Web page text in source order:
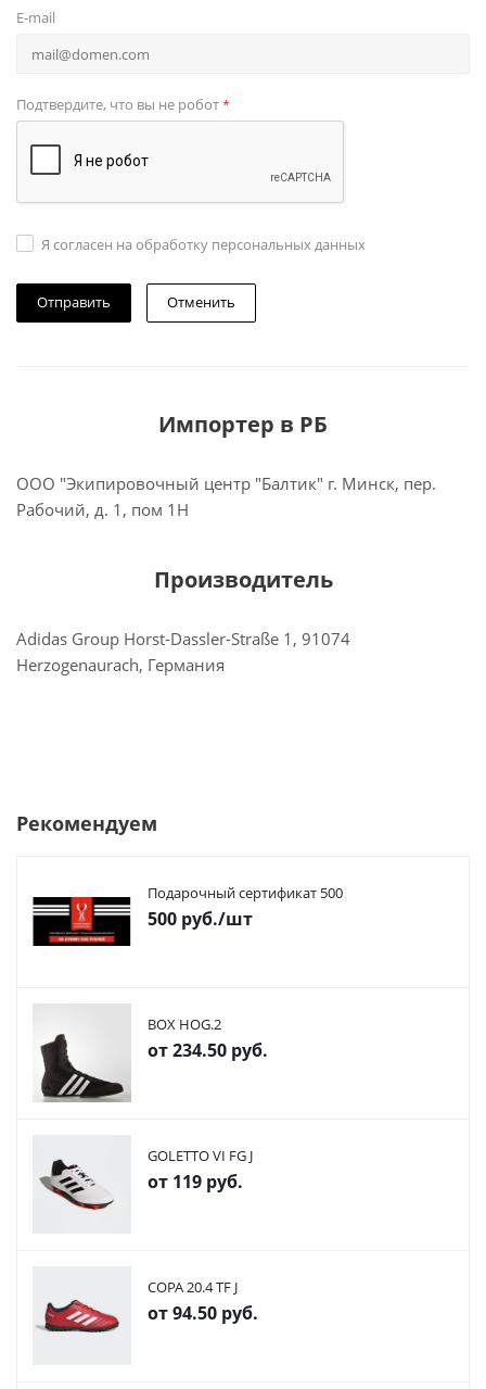
E-mail
Подтвердите, что вы не робот*
Я согласен на обработку персональных данных
Отменить
Импортер в РБ
ООО "Экипировочный центр "Балтик" г. Минск, пер.
Рабочий, д. 1, пом 1Н
Производитель
Adidas Group Horst-Dassler-Straße 1, 91074
Herzogenaurach, Германия
Рекомендуем
Подарочный сертификат 500
500 руб./шт
BOX HOG.2
от234.50 руб.
GOLETTO VI FG J
от 119 руб.
COPA 20.4 TF J
от94.50 руб.